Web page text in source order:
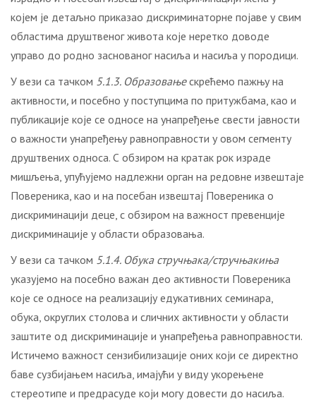
којем је детаљно приказао дискриминаторне појаве у свим
областима друштвеног живота које неретко доводе
управо до родно заснованог насиља и насиља у породици.
У вези са тачком 5.1.3. Образовањескрећемо пажњу на
активности, и посебно у поступцима по притужбама, као и
публикације које се односе на унапређење свести јавности
о важности унапређењу равноправности у овом сегменту
друштвених односа. С обзиром на кратак рок израде
мишљења, упућујемо надлежни орган на редовне извештаје
Повереника, као и на посебан извештај Повереника о
дискриминацији деце, с обзиром на важност превенције
дискриминације у области образовања.
У вези са тачком 5.1.4. Обука стручњака/стручњакиња
указујемо на посебно важан део активности Повереника
које се односе на реализацију едукативних семинара,
обука, округлих столова и сличних активности у области
заштите од дискриминације и унапређења равноправности.
Истичемо важност сензибилизације оних који се директно
баве сузбијањем насиља, имајући у виду укорењене
стереотипе и предрасуде који могу довести до насиља.